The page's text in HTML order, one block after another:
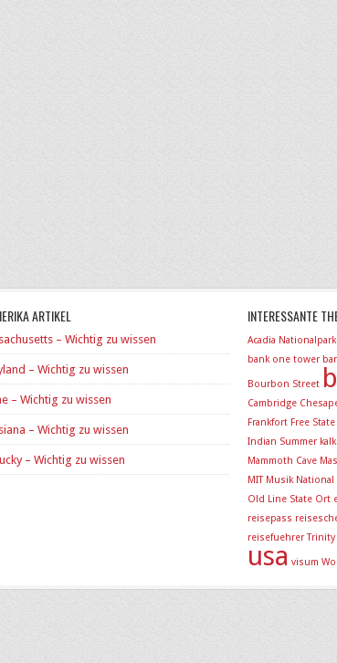
ARTIKEL
– Wichtig zu wissen
– Wichtig zu wissen
– Wichtig zu wissen
– Wichtig zu wissen
– Wichtig zu wissen
INTERESSANTE
Acadia Nationalpark
bank one tower
Bourbon Street
Cambridge
Frankfort Free State
Indian Summer
Mammoth Cave
MIT Musik National
Old Line State Ort
reisepass
reisefuehrer Trinity
usa visum